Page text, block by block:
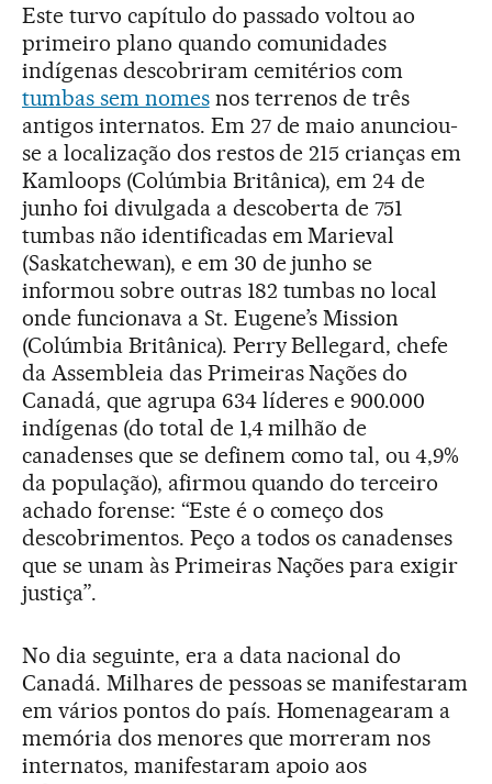
Este turvo capítulo do passado voltou ao
primeiro plano quando comunidades
indígenas descobriram cemitérios com
tumbas sem nomesnos terrenos de três
antigos internatos. Em 27 de maio anunciou-
se a localização dos restos de 215 crianças em
Kamloops (Colúmbia Britânica), em 24 de
junho foi divulgada a descoberta de 751
tumbas não identificadas em Marieval
(Saskatchewan), e em 30 de junho se
informou sobre outras 182 tumbas no local
onde funcionava a St. Eugene’s Mission
(Colúmbia Britânica). Perry Bellegard, chefe
da Assembleia das Primeiras Nações do
Canadá, que agrupa 634 líderes e 900.000
indígenas (do total de 1,4 milhão de
canadenses que se definem como tal, ou 4,9%
da população), afirmou quando do terceiro
achado forense: “Este é o começo dos
descobrimentos. Peço a todos os canadenses
que se unam às Primeiras Nações para exigir
justiça”.
No dia seguinte, era a data nacional do
Canadá. Milhares de pessoas se manifestaram
em vários pontos do país. Homenagearam a
memória dos menores que morreram nos
internatos, manifestaram apoio aos